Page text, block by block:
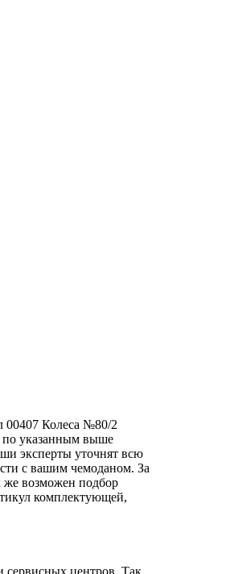
00407 Колеса №80/2
по указанным выше
эксперты уточнят всю
с вашим чемоданом. За
же возможен подбор
комплектующей,
сервисных центров. Так